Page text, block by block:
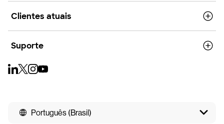
Clientes atuais
Suporte
Português (Brasil)